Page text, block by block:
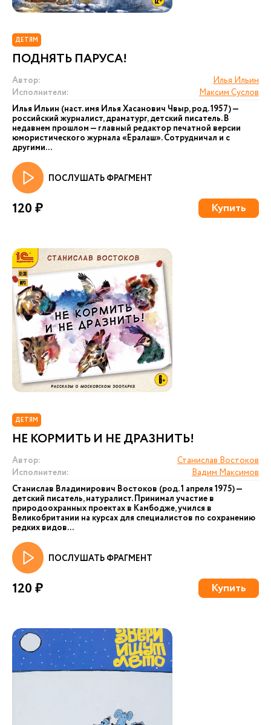
ДЕТЯМ
ПОДНЯТЬ ПАРУСА!
Автор:
Илья Ильин
Исполнители:
Максим Суслов
Илья Ильин (наст. имя Илья Хасанович Чвыр, род. 1957) —
российский журналист, драматург, детский писатель. В
недавнем прошлом — главный редактор печатной версии
юмористического журнала «Ералаш». Сотрудничал и с
другими...
ПОСЛУШАТЬ ФРАГМЕНТ
120 ₽ Купить
ДЕТЯМ
НЕ КОРМИТЬ И НЕ ДРАЗНИТЬ!
Автор:
Станислав Востоков
Исполнители:
Вадим Максимов
Станислав Владимирович Востоков (род. 1 апреля 1975) —
детский писатель, натуралист. Принимал участие в
природоохранных проектах в Камбодже, учился в
Великобритании на курсах для специалистов по сохранению
редких видов...
ПОСЛУШАТЬ ФРАГМЕНТ
120 ₽ Купить